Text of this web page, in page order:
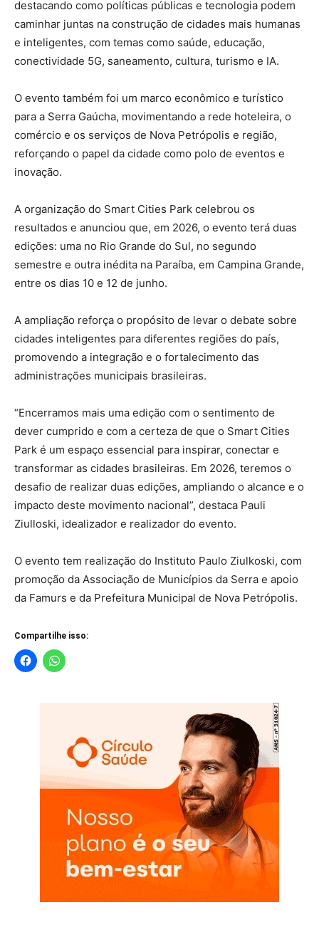
destacando como políticas públicas e tecnologia podem
caminhar juntas na construção de cidades mais humanas
e inteligentes, com temas como saúde, educação,
conectividade 5G, saneamento, cultura, turismo e IA.
O evento também foi um marco econômico e turístico
para a Serra Gaúcha, movimentando a rede hoteleira, o
comércio e os serviços de Nova Petrópolis e região,
reforçando o papel da cidade como polo de eventos e
inovação.
A organização do Smart Cities Park celebrou os
resultados e anunciou que, em 2026, o evento terá duas
edições: uma no Rio Grande do Sul, no segundo
semestre e outra inédita na Paraíba, em Campina Grande,
entre os dias 10 e 12 de junho.
A ampliação reforça o propósito de levar o debate sobre
cidades inteligentes para diferentes regiões do país,
promovendo a integração e o fortalecimento das
administrações municipais brasileiras.
“Encerramos mais uma edição com o sentimento de
dever cumprido e com a certeza de que o Smart Cities
Park é um espaço essencial para inspirar, conectar e
transformar as cidades brasileiras. Em 2026, teremos o
desafio de realizar duas edições, ampliando o alcance e o
impacto deste movimento nacional”, destaca Pauli
Ziulloski, idealizador e realizador do evento.
O evento tem realização do Instituto Paulo Ziulkoski, com
promoção da Associação de Municípios da Serra e apoio
da Famurs e da Prefeitura Municipal de Nova Petrópolis.
Compartilhe isso: